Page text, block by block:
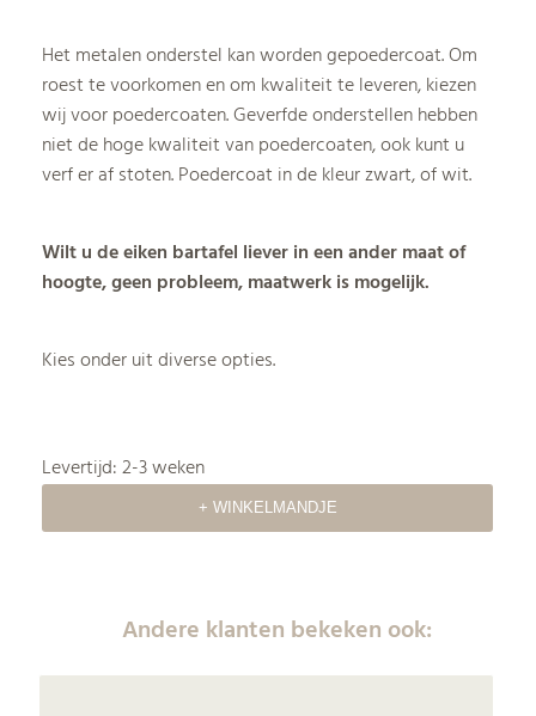
Het metalen onderstel kan worden gepoedercoat. Om
roest te voorkomen en om kwaliteit te leveren, kiezen
wij voor poedercoaten. Geverfde onderstellen hebben
niet de hoge kwaliteit van poedercoaten, ook kunt u
verf er af stoten. Poedercoat in de kleur zwart, of wit.
Wilt u de eiken bartafel liever in een ander maat of
hoogte, geen probleem, maatwerk is mogelijk.
Kies onder uit diverse opties.
Levertijd: 2-3 weken
Andere klanten bekeken ook: